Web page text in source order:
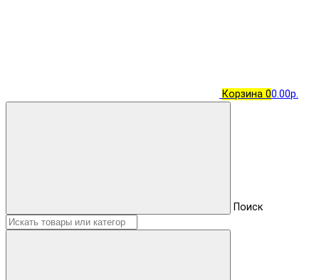
Корзина 00.00р.
Поиск